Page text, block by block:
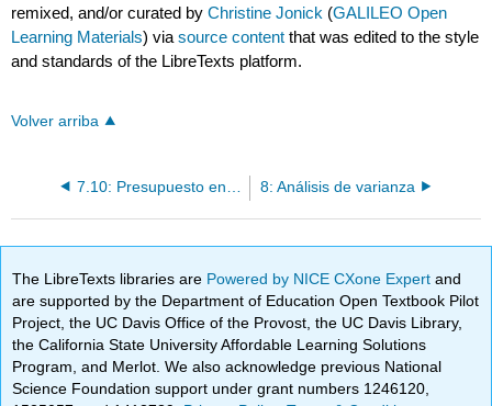
remixed, and/or curated byChristine Jonick (GALILEO Open
Learning Materials) viasource content that was edited to the style
and standards of the LibreTexts platform.
Volver arriba
8: Análisis de varianza
The LibreTexts libraries are Powered by NICE CXone Expertand
are supported by the Department of Education Open Textbook Pilot
Project, the UC Davis Office of the Provost, the UC Davis Library,
the California State University Affordable Learning Solutions
Program, and Merlot. We also acknowledge previous National
Science Foundation support under grant numbers 1246120,